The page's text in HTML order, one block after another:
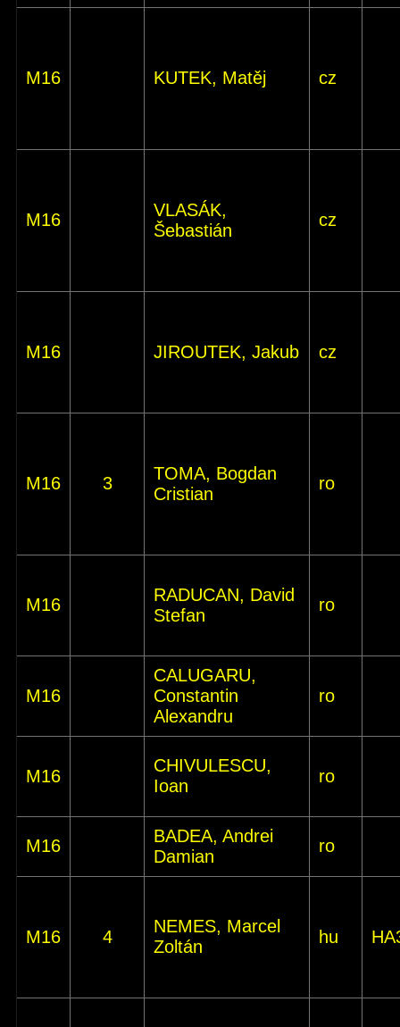
M16 KUTEK, Matěj cz
M16
VLASÁK,
Šebastián
cz
M16 JIROUTEK, Jakub cz
M16 3
TOMA, Bogdan
Cristian
ro
M16
RADUCAN, David
Stefan
ro
M16
CALUGARU,
Constantin
Alexandru
ro
M16
CHIVULESCU,
Ioan
ro
M16
BADEA, Andrei
Damian
ro
M16 4
NEMES, Marcel
Zoltán
hu